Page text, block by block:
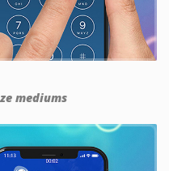
mediums